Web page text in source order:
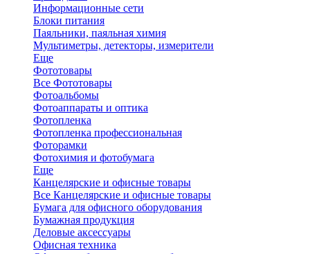
Информационные сети
Блоки питания
Паяльники, паяльная химия
Мультиметры, детекторы, измерители
Еще
Фототовары
Все Фототовары
Фотоальбомы
Фотоаппараты и оптика
Фотопленка
Фотопленка профессиональная
Фоторамки
Фотохимия и фотобумага
Еще
Канцелярские и офисные товары
Все Канцелярские и офисные товары
Бумага для офисного оборудования
Бумажная продукция
Деловые аксессуары
Офисная техника